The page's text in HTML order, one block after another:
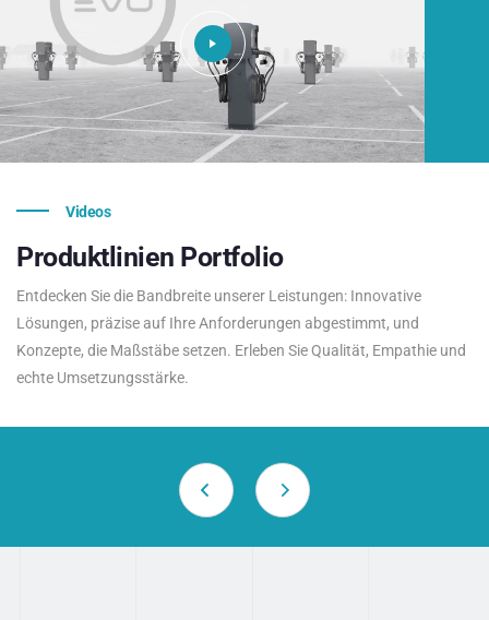
Videos
Produktlinien Portfolio
Entdecken Sie die Bandbreite unserer Leistungen: Innovative
Lösungen, präzise auf Ihre Anforderungen abgestimmt, und
Konzepte, die Maßstäbe setzen. Erleben Sie Qualität, Empathie und
echte Umsetzungsstärke.